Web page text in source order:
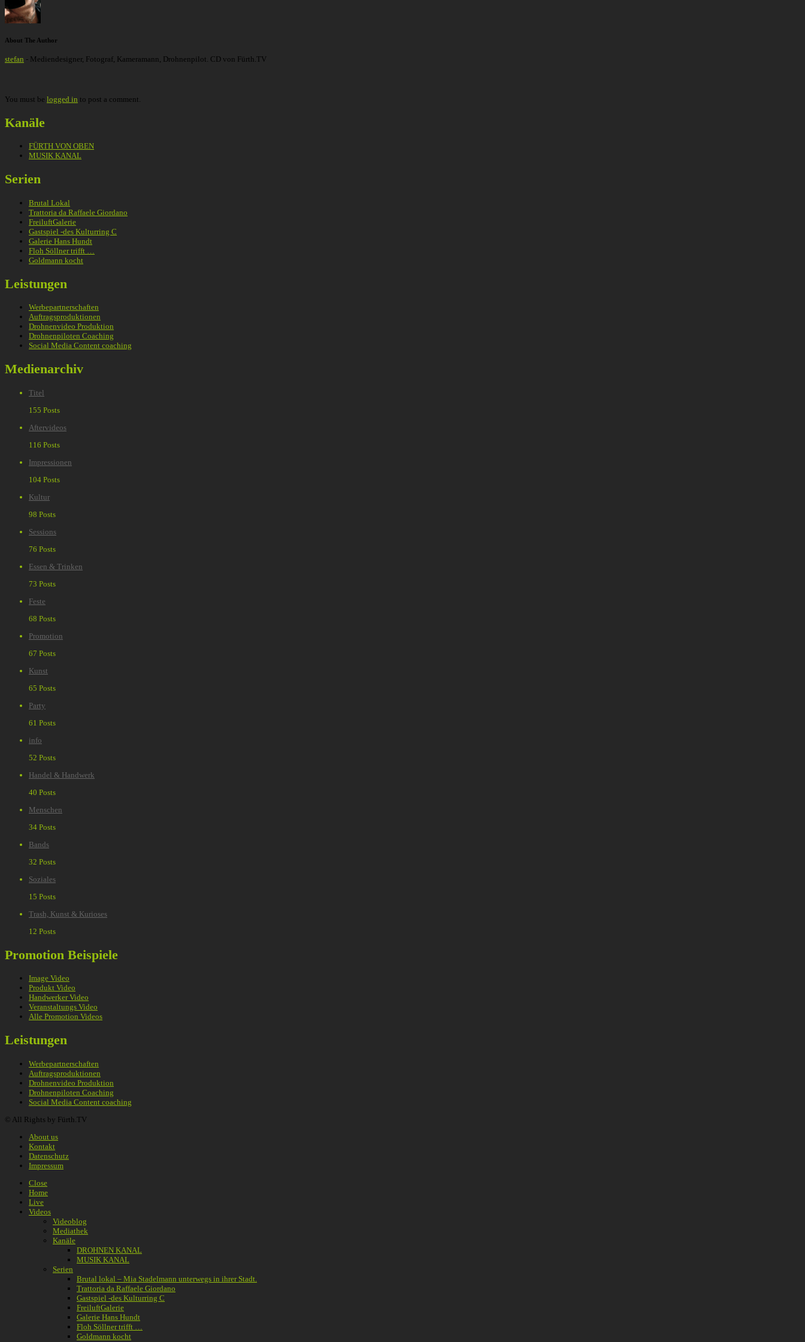
About The Author
stefan - Mediendesigner, Fotograf, Kameramann, Drohnenpilot. CD von Fürth.TV
You must be logged in to post a comment.
Kanäle
FÜRTH VON OBEN
MUSIK KANAL
Serien
Brutal Lokal
Trattoria da Raffaele Giordano
FreiluftGalerie
Gastspiel -des Kulturring C
Galerie Hans Hundt
Floh Söllner trifft …
Goldmann kocht
Leistungen
Werbepartnerschaften
Auftragsproduktionen
Drohnenvideo Produktion
Drohnenpiloten Coaching
Social Media Content coaching
Medienarchiv
Titel
155 Posts
Aftervideos
116 Posts
Impressionen
104 Posts
Kultur
98 Posts
Sessions
76 Posts
Essen & Trinken
73 Posts
Feste
68 Posts
Promotion
67 Posts
Kunst
65 Posts
Party
61 Posts
info
52 Posts
Handel & Handwerk
40 Posts
Menschen
34 Posts
Bands
32 Posts
Soziales
15 Posts
Trash, Kunst & Kurioses
12 Posts
Promotion Beispiele
Image Video
Produkt Video
Handwerker Video
Veranstaltungs Video
Alle Promotion Videos
Leistungen
Werbepartnerschaften
Auftragsproduktionen
Drohnenvideo Produktion
Drohnenpiloten Coaching
Social Media Content coaching
© All Rights by Fürth.TV
About us
Kontakt
Datenschutz
Impressum
Close
Home
Live
Videos
Videoblog
Mediathek
Kanäle
DROHNEN KANAL
MUSIK KANAL
Serien
Brutal lokal – Mia Stadelmann unterwegs in ihrer Stadt.
Trattoria da Raffaele Giordano
Gastspiel -des Kulturring C
FreiluftGalerie
Galerie Hans Hundt
Floh Söllner trifft …
Goldmann kocht